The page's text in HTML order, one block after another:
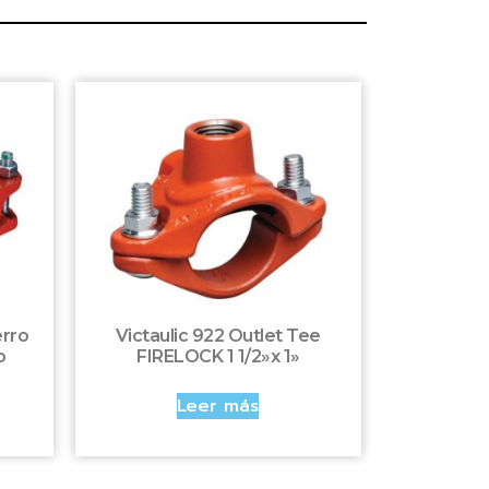
Victaulic 922 Outlet Tee
FIRELOCK 1 1/2»x 1»
Leer más